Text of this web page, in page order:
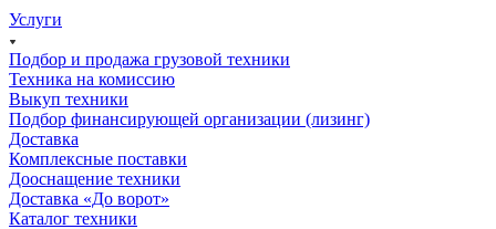
Услуги
Подбор и продажа грузовой техники
Техника на комиссию
Выкуп техники
Подбор финансирующей организации (лизинг)
Доставка
Комплексные поставки
Дооснащение техники
Доставка «До ворот»
Каталог техники